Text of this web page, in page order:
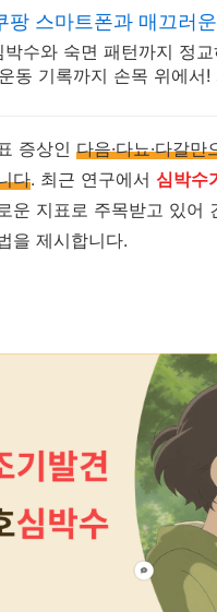
팡 스마트폰과 매끄러
박수와 숙면 패턴까지 정
동 기록까지 손목 위에서
증상인 다음·다뇨·다갈
다. 최근 연구에서 심박수
운 지표로 주목받고 있어
을 제시합니다.